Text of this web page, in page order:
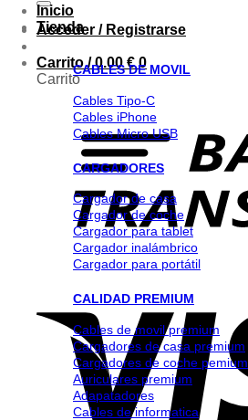
Acceder / Registrarse
Carrito /0.00€ 0
Carrito
Inicio
Tienda
CABLES DE MOVIL
Cables Tipo-C
Cables iPhone
Cables Micro USB
CARGADORES
Cargador de casa
Cargador de coche
Cargador para tablet
Cargador inalámbrico
Cargador para portátil
CALIDAD PREMIUM
Cables de movil premium
Cargadores de casa premium
Cargadores de coche pemium
Auriculares premium
Adapatadores
Cables de informatica